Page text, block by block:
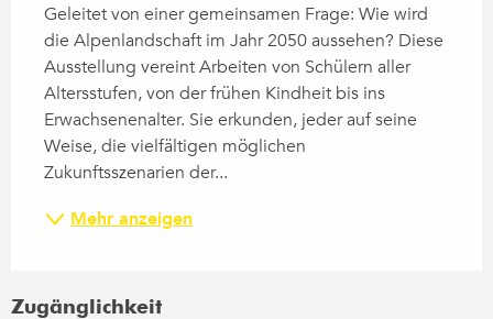
Geleitet von einer gemeinsamen Frage: Wie wird
die Alpenlandschaft im Jahr 2050 aussehen? Diese
Ausstellung vereint Arbeiten von Schülern aller
Altersstufen, von der frühen Kindheit bis ins
Erwachsenenalter. Sie erkunden, jeder auf seine
Weise, die vielfältigen möglichen
Zukunftsszenarien der...
Mehr anzeigen
Zugänglichkeit